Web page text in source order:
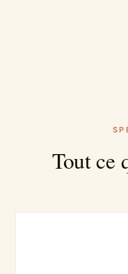
Tout ce